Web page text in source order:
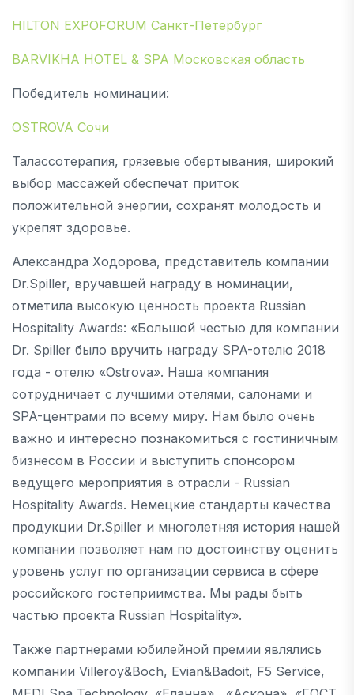
HILTON EXPOFORUM Санкт-Петербург
BARVIKHA HOTEL & SPA Московская область
Победитель номинации:
OSTROVA Сочи
Талассотерапия, грязевые обертывания, широкий
выбор массажей обеспечат приток
положительной энергии, сохранят молодость и
укрепят здоровье.
Александра Ходорова, представитель компании
Dr.Spiller, вручавшей награду в номинации,
отметила высокую ценность проекта Russian
Hospitality Awards: «Большой честью для компании
Dr. Spiller было вручить награду SPA-отелю 2018
года - отелю «Ostrova». Наша компания
сотрудничает с лучшими отелями, салонами и
SPA-центрами по всему миру. Нам было очень
важно и интересно познакомиться с гостиничным
бизнесом в России и выступить спонсором
ведущего мероприятия в отрасли - Russian
Hospitality Awards. Немецкие стандарты качества
продукции Dr.Spiller и многолетняя история нашей
компании позволяет нам по достоинству оценить
уровень услуг по организации сервиса в сфере
российского гостеприимства. Мы рады быть
частью проекта Russian Hospitality».
Также партнерами юбилейной премии являлись
компании Villeroy&Boch, Evian&Badoit, F5 Service,